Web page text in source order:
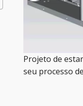
Projeto de
seu processo